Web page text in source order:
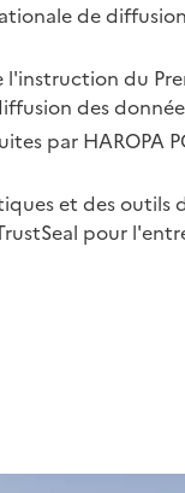
de
l'instruction du
des
par HAROPA
et des outils
pour